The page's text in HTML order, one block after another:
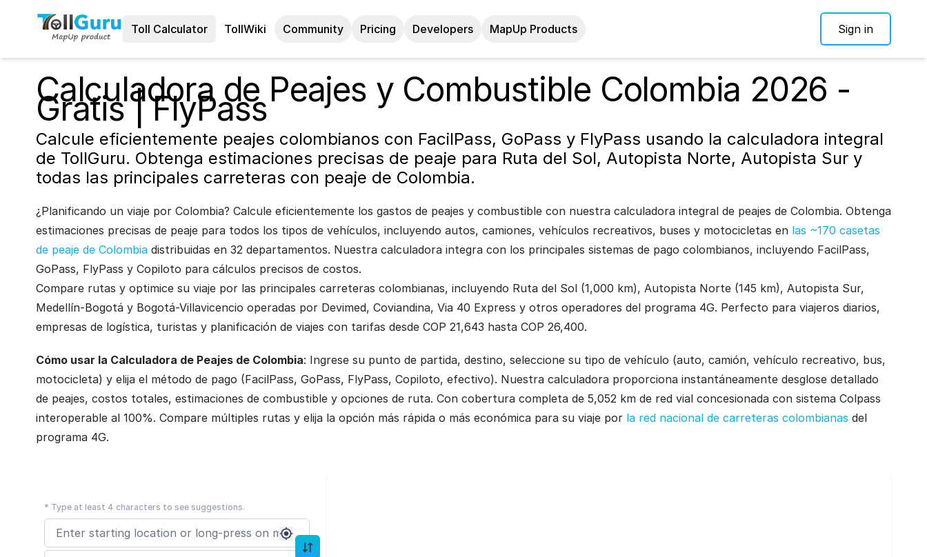
Toll Calculator TollWiki Community Pricing Developers MapUp Products Sign in
Calculadora de Peajes y Combustible Colombia 2026 -
Gratis | FlyPass
Calcule eficientemente peajes colombianos con FacilPass, GoPass y FlyPass usando la calculadora integral
de TollGuru. Obtenga estimaciones precisas de peaje para Ruta del Sol, Autopista Norte, Autopista Sur y
todas las principales carreteras con peaje de Colombia.
¿Planificando un viaje por Colombia? Calcule eficientemente los gastos de peajes y combustible con nuestra calculadora integral de peajes de Colombia. Obtenga
estimaciones precisas de peaje para todos los tipos de vehículos, incluyendo autos, camiones, vehículos recreativos, buses y motocicletas en las ~170 casetas
de peaje de Colombia distribuidas en 32 departamentos. Nuestra calculadora integra con los principales sistemas de pago colombianos, incluyendo FacilPass,
GoPass, FlyPass y Copiloto para cálculos precisos de costos.
Compare rutas y optimice su viaje por las principales carreteras colombianas, incluyendo Ruta del Sol (1,000 km), Autopista Norte (145 km), Autopista Sur,
Medellín-Bogotá y Bogotá-Villavicencio operadas por Devimed, Coviandina, Via 40 Express y otros operadores del programa 4G. Perfecto para viajeros diarios,
empresas de logística, turistas y planificación de viajes con tarifas desde COP 21,643 hasta COP 26,400.
Cómo usar la Calculadora de Peajes de Colombia: Ingrese su punto de partida, destino, seleccione su tipo de vehículo (auto, camión, vehículo recreativo, bus,
motocicleta) y elija el método de pago (FacilPass, GoPass, FlyPass, Copiloto, efectivo). Nuestra calculadora proporciona instantáneamente desglose detallado
de peajes, costos totales, estimaciones de combustible y opciones de ruta. Con cobertura completa de 5,052 km de red vial concesionada con sistema Colpass
interoperable al 100%. Compare múltiples rutas y elija la opción más rápida o más económica para su viaje por la red nacional de carreteras colombianas del
programa 4G.
* Type at least 4 characters to see suggestions.